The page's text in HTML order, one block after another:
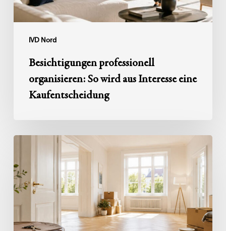
IVD Nord
Kaufentscheidung
Besichtigungen professionell
organisieren: So wird aus Interesse eine
Kaufentscheidung
Haushaltsauflösung
einem
Erbfall:
die